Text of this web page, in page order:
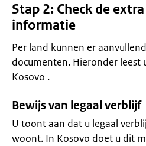
Stap 2: Check de
informatie
Per land kunnen er
documenten. Hieronder leest
Kosovo .
Bewijs van legaal verblijf
U toont aan dat u legaal
woont. In Kosovo doet u dit